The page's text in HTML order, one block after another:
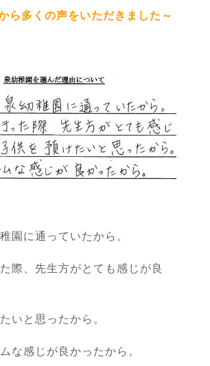
ら多くの声をいただきました～
園に通っていたから。
際、先生方がとても感じが良
いと思ったから。
な感じが良かったから。